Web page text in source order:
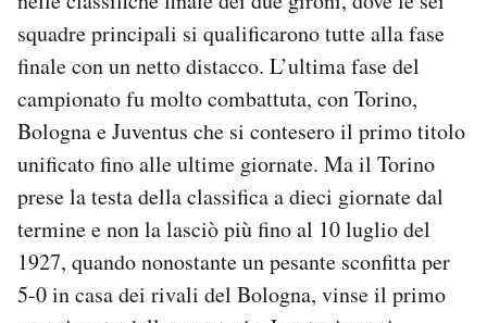
squadre principali si qualificarono tutte alla fase
finale con un netto distacco. L’ultima fase del
campionato fu molto combattuta, con Torino,
Bologna e Juventus che si contesero il primo titolo
unificato fino alle ultime giornate. Ma il Torino
prese la testa della classifica a dieci giornate dal
termine e non la lasciò più fino al 10 luglio del
1927, quando nonostante un pesante sconfitta per
5-0 in casa dei rivali del Bologna, vinse il primo